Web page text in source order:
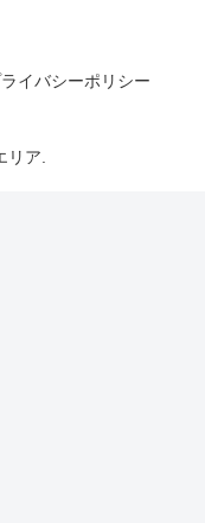
イバシーポリシー
ア.